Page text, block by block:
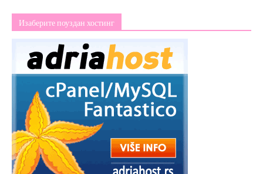
Изаберите поуздан хостинг